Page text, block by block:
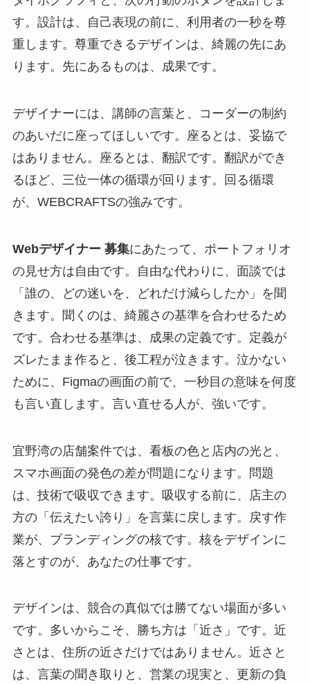
す。設計は、自己表現の前に、利用者の一秒を尊
重します。尊重できるデザインは、綺麗の先にあ
ります。先にあるものは、成果です。
デザイナーには、講師の言葉と、コーダーの制約
のあいだに座ってほしいです。座るとは、妥協で
はありません。座るとは、翻訳です。翻訳ができ
るほど、三位一体の循環が回ります。回る循環
が、WEBCRAFTSの強みです。
Webデザイナー 募集にあたって、ポートフォリオ
の見せ方は自由です。自由な代わりに、面談では
「誰の、どの迷いを、どれだけ減らしたか」を聞
きます。聞くのは、綺麗さの基準を合わせるため
です。合わせる基準は、成果の定義です。定義が
ズレたまま作ると、後工程が泣きます。泣かない
ために、Figmaの画面の前で、一秒目の意味を何度
も言い直します。言い直せる人が、強いです。
宜野湾の店舗案件では、看板の色と店内の光と、
スマホ画面の発色の差が問題になります。問題
は、技術で吸収できます。吸収する前に、店主の
方の「伝えたい誇り」を言葉に戻します。戻す作
業が、ブランディングの核です。核をデザインに
落とすのが、あなたの仕事です。
デザインは、競合の真似では勝てない場面が多い
です。多いからこそ、勝ち方は「近さ」です。近
さとは、住所の近さだけではありません。近さと
は、言葉の聞き取りと、営業の現実と、更新の負